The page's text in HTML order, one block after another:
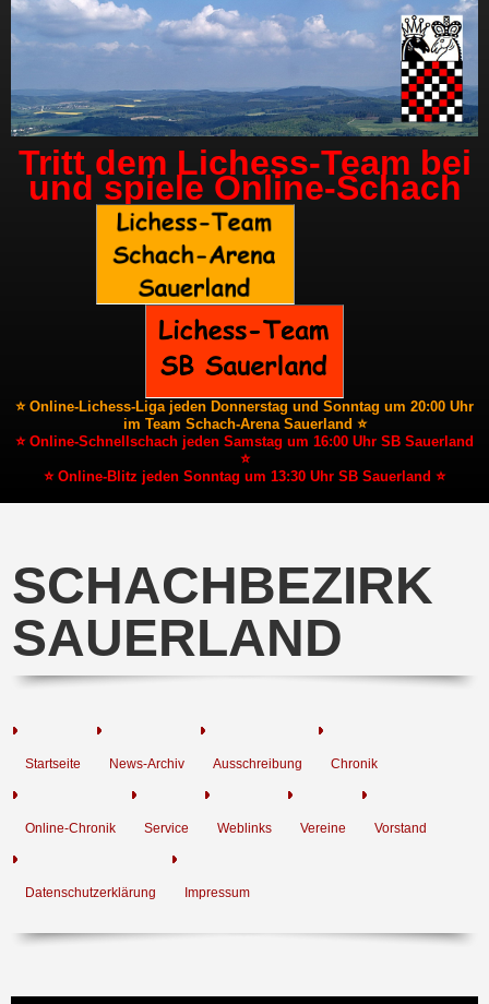
Tritt dem Lichess-Team bei
und spiele Online-Schach
⭐ Online-Lichess-Liga jeden Donnerstag und Sonntag um 20:00 Uhr
im Team Schach-Arena Sauerland ⭐
⭐ Online-Schnellschach jeden Samstag um 16:00 Uhr SB Sauerland
⭐
⭐ Online-Blitz jeden Sonntag um 13:30 Uhr SB Sauerland ⭐
SCHACHBEZIRK
SAUERLAND
Startseite News-Archiv Ausschreibung Chronik
Online-Chronik Service Weblinks Vereine Vorstand
Datenschutzerklärung Impressum